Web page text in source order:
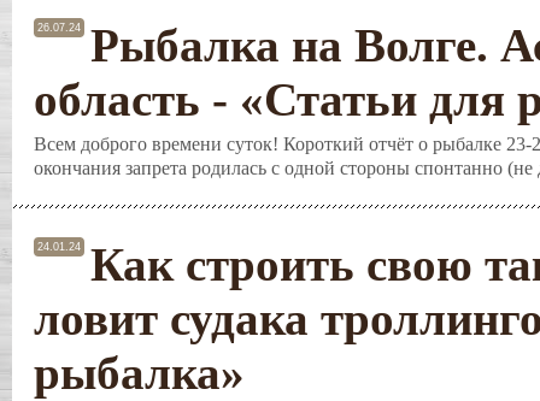
26.07.24
Рыбалка на Волге.
область - «Статьи для
Всем доброго времени суток! Короткий отчёт о рыбалке
окончания запрета родилась с одной стороны спонтанно
24.01.24
Как строить свою
ловит судака
рыбалка»